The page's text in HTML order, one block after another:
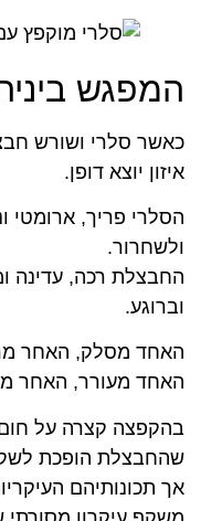
המפגש
כאשר סלרי ושורש
איזון יוצא דופן.
הסלרי פריך, ארומטי
ולשחרור.
החבצלת רכה, עדינה
וברוגע.
האחד מסלק, האחר
האחד מעורר, האחר
בהקפצה קצרה על חום
שהחבצלת הופכת
אך תכונותיהם